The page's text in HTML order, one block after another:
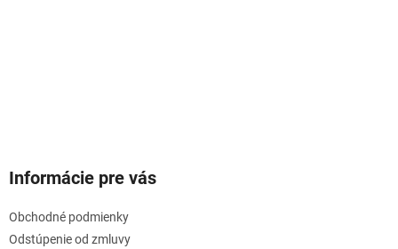
Informácie pre vás
Obchodné podmienky
Odstúpenie od zmluvy